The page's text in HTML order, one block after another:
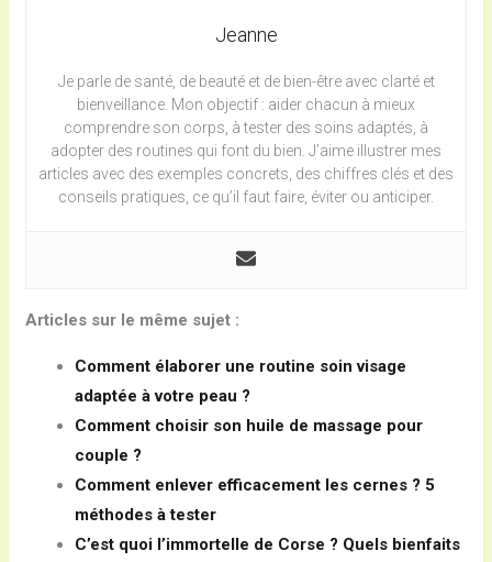
Jeanne
Je parle de santé, de beauté et de bien-être avec clarté et
bienveillance. Mon objectif : aider chacun à mieux
comprendre son corps, à tester des soins adaptés, à
adopter des routines qui font du bien. J’aime illustrer mes
articles avec des exemples concrets, des chiffres clés et des
conseils pratiques, ce qu’il faut faire, éviter ou anticiper.
Articles sur le même sujet :
Comment élaborer une routine soin visage
adaptée à votre peau ?
Comment choisir son huile de massage pour
couple ?
Comment enlever efficacement les cernes ? 5
méthodes à tester
C’est quoi l’immortelle de Corse ? Quels bienfaits